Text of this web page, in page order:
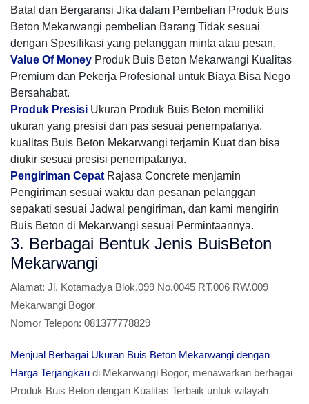
Batal dan Bergaransi Jika dalam Pembelian Produk Buis
Beton Mekarwangi pembelian Barang Tidak sesuai
dengan Spesifikasi yang pelanggan minta atau pesan.
Value Of Money Produk Buis Beton Mekarwangi Kualitas
Premium dan Pekerja Profesional untuk Biaya Bisa Nego
Bersahabat.
Produk Presisi Ukuran Produk Buis Beton memiliki
ukuran yang presisi dan pas sesuai penempatanya,
kualitas Buis Beton Mekarwangi terjamin Kuat dan bisa
diukir sesuai presisi penempatanya.
Pengiriman Cepat Rajasa Concrete menjamin
Pengiriman sesuai waktu dan pesanan pelanggan
sepakati sesuai Jadwal pengiriman, dan kami mengirin
Buis Beton di Mekarwangi sesuai Permintaannya.
3. Berbagai Bentuk Jenis BuisBeton
Mekarwangi
Alamat: Jl. Kotamadya Blok.099 No.0045 RT.006 RW.009
Mekarwangi Bogor
Nomor Telepon: 081377778829
Menjual Berbagai Ukuran Buis Beton Mekarwangi dengan
Harga Terjangkau di Mekarwangi Bogor, menawarkan berbagai
Produk Buis Beton dengan Kualitas Terbaik untuk wilayah